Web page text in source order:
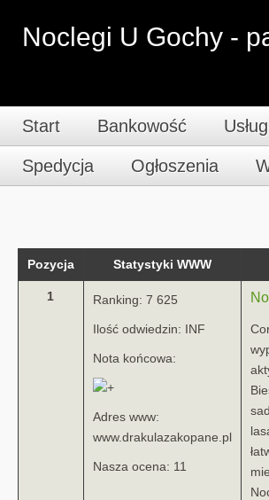
Noclegi U Gochy -
Start Bankowość
Spedycja Ogłoszenia
Pozycja Statystyki WWW
1 Ranking: 7 625
Ilość odwiedzin: INF
Nota końcowa:
Adres www:
www.drakulazakopane.pl
Nasza ocena: 11